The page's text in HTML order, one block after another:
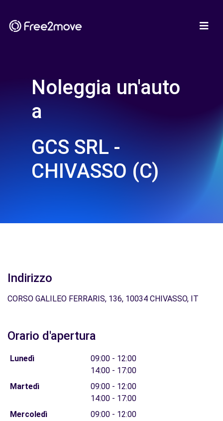
Noleggia un'auto
a
GCS SRL -
CHIVASSO (C)
Indirizzo
CORSO GALILEO FERRARIS, 136, 10034 CHIVASSO, IT
Orario d'apertura
Lunedì
09:00 - 12:00
14:00 - 17:00
Martedì
09:00 - 12:00
14:00 - 17:00
Mercoledì
09:00 - 12:00